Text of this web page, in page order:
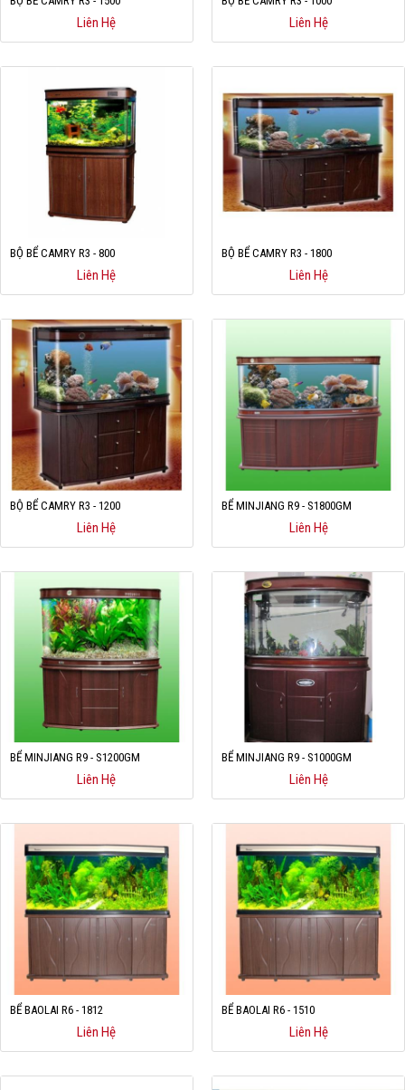
Liên Hệ Liên Hệ
BỘ BỂ CAMRY R3 - 800
Liên Hệ
BỘ BỂ CAMRY R3 - 1800
Liên Hệ
BỘ BỂ CAMRY R3 - 1200
Liên Hệ
BỂ MINJIANG R9 - S1800GM
Liên Hệ
BỂ MINJIANG R9 - S1200GM
Liên Hệ
BỂ MINJIANG R9 - S1000GM
Liên Hệ
BỂ BAOLAI R6 - 1812
Liên Hệ
BỂ BAOLAI R6 - 1510
Liên Hệ